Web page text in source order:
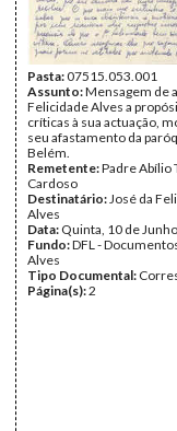
Pasta:07515.053.001
Assunto:Mensagem de
Felicidade Alves a
críticas à sua actuação,
seu afastamento da
Belém.
Remetente:Padre Abílio
Cardoso
Destinatário:José da
Alves
Data: Quinta, 10 de
Fundo:DFL -
Alves
Tipo Documental:
Página(s):2